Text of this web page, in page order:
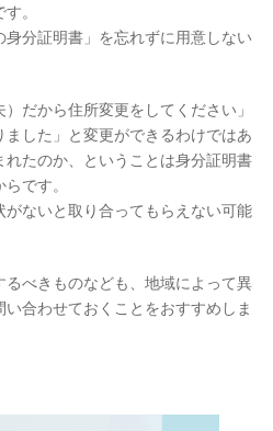
。
分証明書」を忘れずに用意しない
だから住所変更をしてください」
した」と変更ができるわけではあ
たのか、ということは身分証明書
です。
ないと取り合ってもらえない可能
べきものなども、地域によって異
合わせておくことをおすすめしま